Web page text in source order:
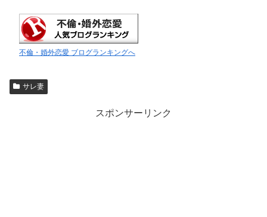
不倫・婚外恋愛 ブログランキングへ
サレ妻
スポンサーリンク